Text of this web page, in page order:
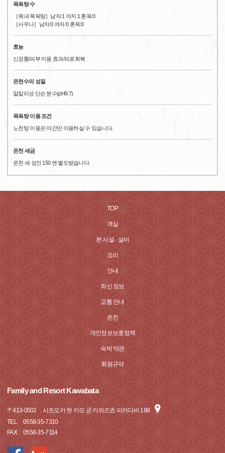
목욕탕 수
［옥내 목욕탕］남자:1 여자:1 혼욕:0
［사우나］남자:0 여자:0 혼욕:0
효능
신경통/피부 미용 효과/피로회복
온천수의 성질
알칼리성 단순 분수(pH9.7)
목욕탕 이용 조건
노천탕 이용은 야간만 이용하실 수 있습니다.
온천 세금
온천 세 성인 150 엔 별도받습니다.
TOP
객실
본 시설 · 설비
요리
안내
최신 정보
교통 안내
온천
개인정보보호정책
숙박 약관
회원규약
Family and Resort Kawabata
〒413-0502
시즈오카 현 카모 군 카와즈쵸 이카다바 188
TEL
0558-35-7310
FAX
0558-35-7114